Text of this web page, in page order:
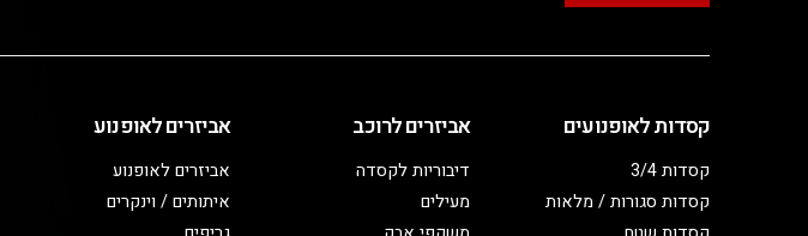
קסדות לאופנועים
קסדות 3/4
קסדות סגורות / מלאות
אביזרים לרוכב
דיבוריות לקסדה
מעילים
אביזרים לאופנוע
אביזרים לאופנוע
איתותים / וינקרים